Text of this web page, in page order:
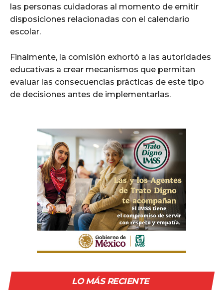
las personas cuidadoras al momento de emitir
disposiciones relacionadas con el calendario
escolar.
Finalmente, la comisión exhortó a las autoridades
educativas a crear mecanismos que permitan
evaluar las consecuencias prácticas de este tipo
de decisiones antes de implementarlas.
LO MÁS RECIENTE